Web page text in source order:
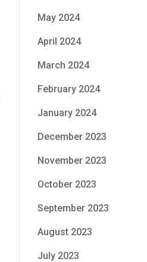
May 2024
April 2024
March 2024
February 2024
January 2024
December 2023
November 2023
October 2023
September 2023
August 2023
July 2023